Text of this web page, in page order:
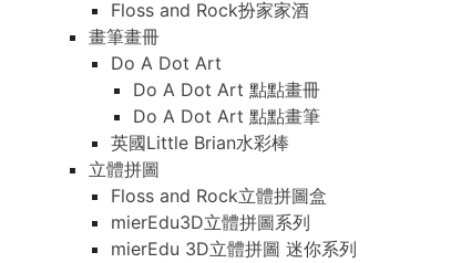
Floss and Rock扮家家酒
畫筆畫冊
Do A Dot Art
Do A Dot Art 點點畫冊
Do A Dot Art 點點畫筆
英國Little Brian水彩棒
立體拼圖
Floss and Rock立體拼圖盒
mierEdu3D立體拼圖系列
mierEdu 3D立體拼圖 迷你系列